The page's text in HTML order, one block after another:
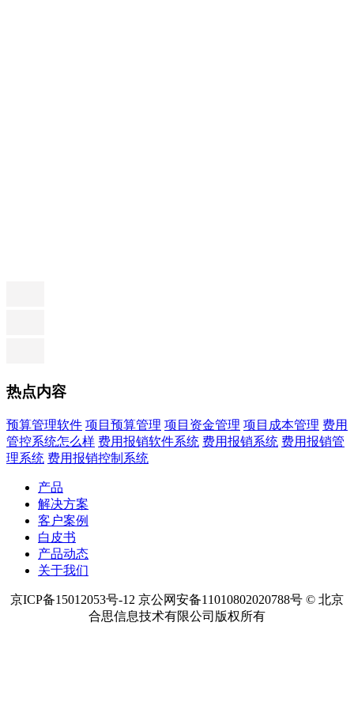
热点内容
预算管理软件 项目预算管理 项目资金管理 项目成本管理 费用
管控系统怎么样 费用报销软件系统 费用报销系统 费用报销管
理系统 费用报销控制系统
产品
解决方案
客户案例
白皮书
产品动态
关于我们
京ICP备15012053号-12 京公网安备11010802020788号 © 北京
合思信息技术有限公司版权所有